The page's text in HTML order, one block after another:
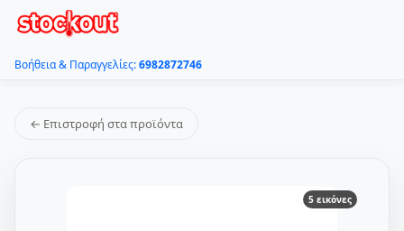
Βοήθεια & Παραγγελίες:6982872746
← Επιστροφή στα προϊόντα
5 εικόνες